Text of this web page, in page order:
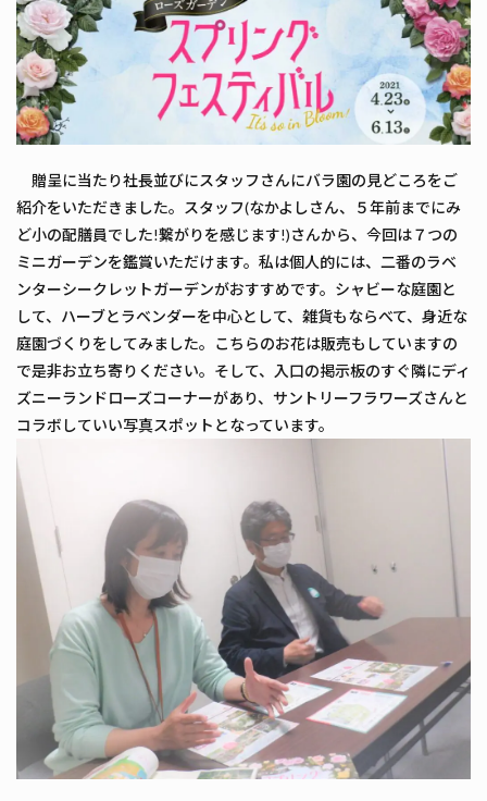
贈呈に当たり社長並びにスタッフさんにバラ園の見どころをご
紹介をいただきました。スタッフ(なかよしさん、５年前までにみ
ど小の配膳員でした!繋がりを感じます!)さんから、今回は７つの
ミニガーデンを鑑賞いただけます。私は個人的には、二番のラベ
ンターシークレットガーデンがおすすめです。シャビーな庭園と
して、ハーブとラベンダーを中心として、雑貨もならべて、身近な
庭園づくりをしてみました。こちらのお花は販売もしていますの
で是非お立ち寄りください。そして、入口の掲示板のすぐ隣にディ
ズニーランドローズコーナーがあり、サントリーフラワーズさんと
コラボしていい写真スポットとなっています。